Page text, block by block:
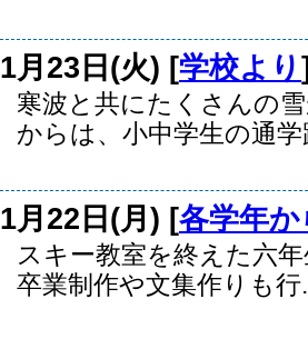
1月23日(火) [学校より
寒波と共にたくさんの
からは、小中学生の通学
1月22日(月) [各学年か
スキー教室を終えた六
卒業制作や文集作りも行